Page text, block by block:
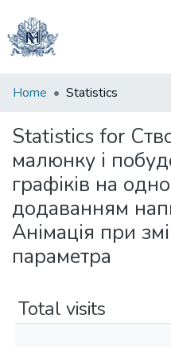
Communities
Collections
All of DSpace
Home Statistics
Statistics for
малюнку і
графіків на
додаванням
Анімація при
параметра
Total visits